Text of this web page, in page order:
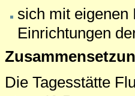
sich mit eigenen
Einrichtungen
Die Tagesstätte